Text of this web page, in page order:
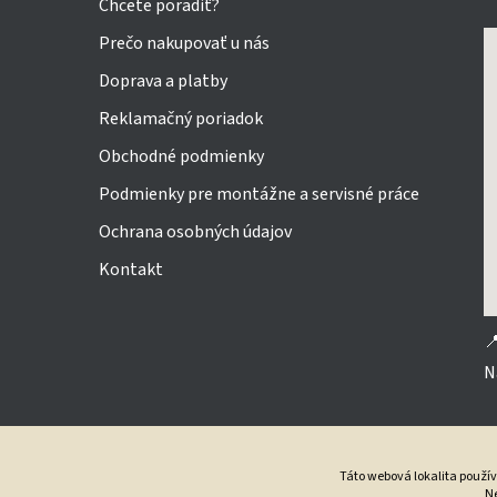
Táto webová lokalita
Chcete poradiť?
Prečo nakupovať u nás
Doprava a platby
Reklamačný poriadok
Obchodné podmienky
Podmienky pre montážne a servisné práce
Ochrana osobných údajov
Kontakt